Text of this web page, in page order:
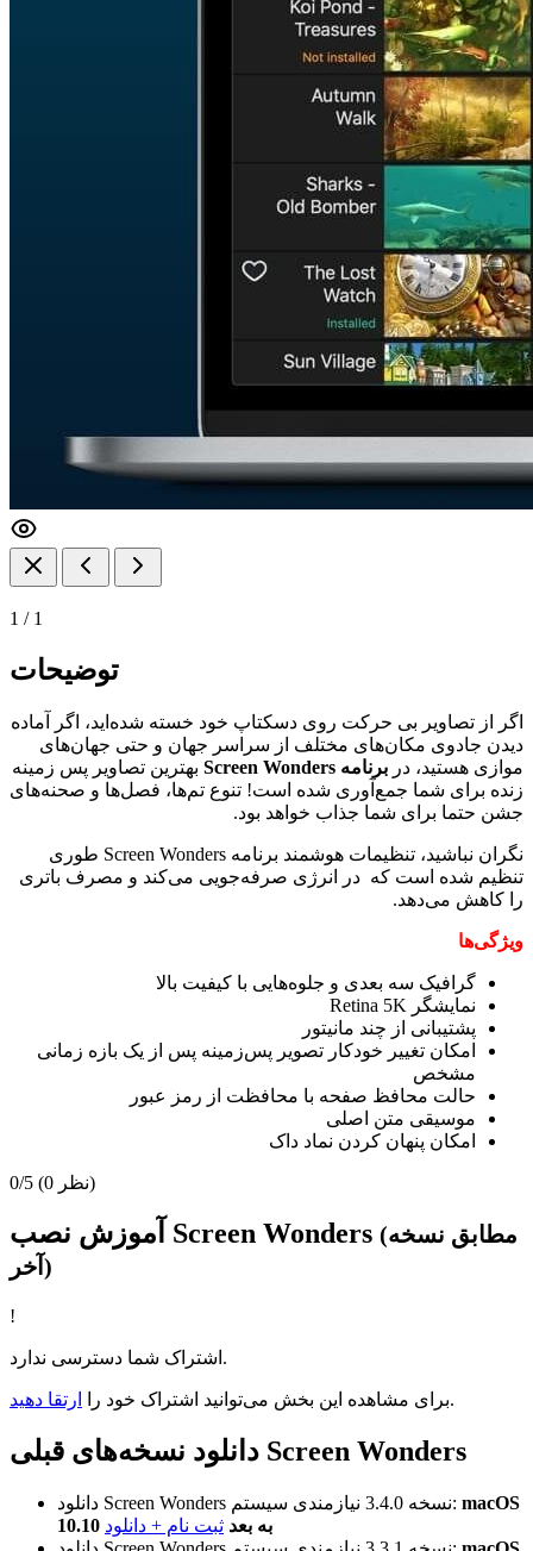
1 / 1
توضیحات
اگر از تصاویر بی حرکت روی دسکتاپ خود خسته شده‌اید، اگر آماده
دیدن جادوی مکان‌های مختلف از سراسر جهان و حتی جهان‌های
موازی هستید، در برنامه Screen Wonders
بهترین تصاویر پس زمینه
زنده برای شما جمع‌آوری شده است! تنوع تم‌ها، فصل‌ها و صحنه‌های
جشن حتما برای شما جذاب خواهد بود.
نگران نباشید، تنظیمات هوشمند برنامه Screen Wonders طوری
تنظیم شده است که در انرژی صرفه‌جویی می‌کند و مصرف باتری
را کاهش می‌دهد.
ویژگی‌ها
گرافیک سه بعدی و جلوه‌هایی با کیفیت بالا
نمایشگر Retina 5K
پشتیبانی از چند مانیتور
امکان تغییر خودکار تصویر پس‌زمینه پس از یک بازه زمانی
مشخص
حالت محافظ صفحه با محافظت از رمز عبور
موسیقی متن اصلی
امکان پنهان کردن نماد داک
0/5 (0 نظر)
آموزش نصب Screen Wonders (مطابق نسخه
آخر)
!
اشتراک شما دسترسی ندارد.
برای مشاهده این بخش می‌توانید اشتراک خود را ارتقا دهید .
دانلود نسخه‌های قبلی Screen Wonders
دانلود Screen Wonders نسخه 3.4.0نیازمندی سیستم: macOS
10.10 به بعد ثبت نام + دانلود